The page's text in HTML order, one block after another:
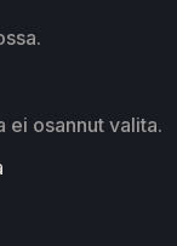
ei osannut valita.